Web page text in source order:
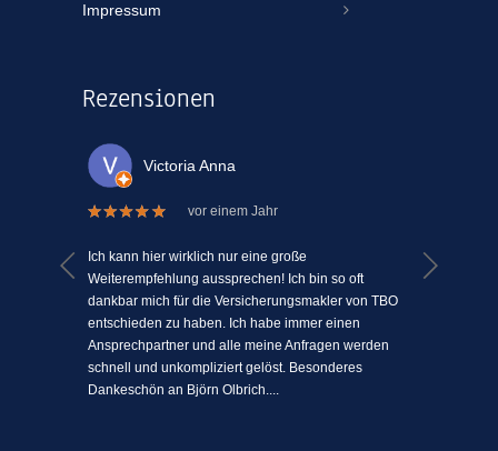
Impressum
Rezensionen
Victoria Anna
vor einem Jahr
Ich kann hier wirklich nur eine große
Weiterempfehlung aussprechen! Ich bin so oft
dankbar mich für die Versicherungsmakler von TBO
entschieden zu haben. Ich habe immer einen
Ansprechpartner und alle meine Anfragen werden
schnell und unkompliziert gelöst. Besonderes
Dankeschön an Björn Olbrich....